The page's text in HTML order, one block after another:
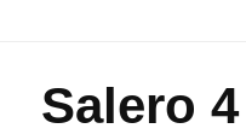
Salero